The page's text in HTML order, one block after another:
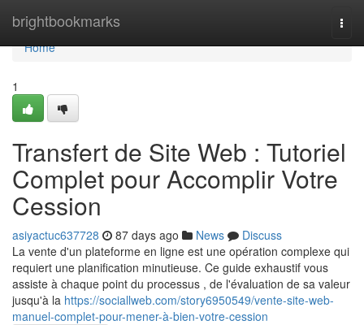
brightbookmarks
Home
Home
1
Transfert de Site Web : Tutoriel
Complet pour Accomplir Votre
Cession
asiyactuc637728 87 days ago News
Discuss
La vente d'un plateforme en ligne est une opération complexe qui
requiert une planification minutieuse. Ce guide exhaustif vous
assiste à chaque point du processus , de l'évaluation de sa valeur
jusqu'à la https://sociallweb.com/story6950549/vente-site-web-
manuel-complet-pour-mener-à-bien-votre-cession